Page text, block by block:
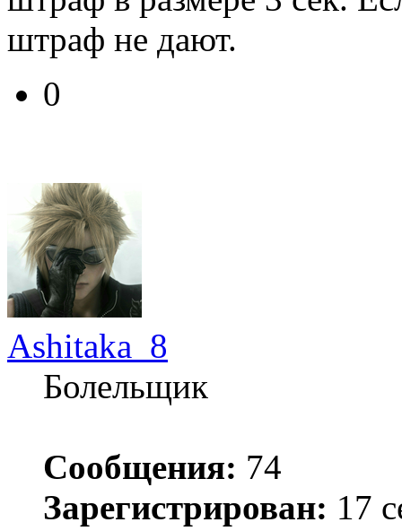
штраф не дают.
0
Ashitaka_8
Болельщик
Сообщения: 74
Зарегистрирован: 17